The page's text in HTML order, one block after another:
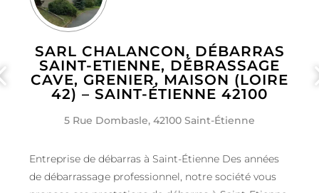
SARL CHALANCON, DÉBARRAS
SAINT-ETIENNE, DÉBRASSAGE
CAVE, GRENIER, MAISON (LOIRE
42) – SAINT-ÉTIENNE 42100
5 Rue Dombasle, 42100 Saint-Étienne
Entreprise de débarras à Saint-Étienne Des années
de débarrassage professionnel, notre société vous